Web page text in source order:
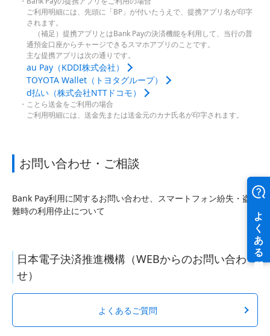
ご利用明細には、先頭に「BP」が付いたうえで、提携アプリ名が印字
されます。
（補足）提携アプリとはBank Payの決済機能を利用して、当行の普
通預金口座からチャージできるスマホアプリのことです。
主な提携アプリは次の通りです。
au Pay（KDDI株式会社）
TOYOTA Wallet（トヨタグループ）
d払い（株式会社NTTドコモ）
ことら送金をご利用の場合
ご利用明細には、送金先または送金元のカナ氏名が印字されます。
お問い合わせ・ご相談
Bank Pay利用に関するお問い合わせ、スマートフォン紛失・盗
難時の利用停止について
日本電子決済推進機構（WEBからのお問い合わ
せ）
よくあるご質問